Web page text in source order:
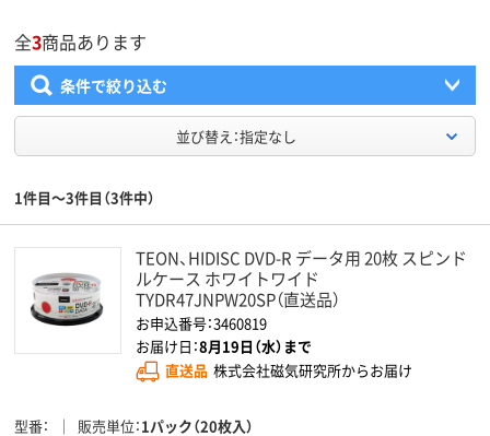
全3商品あります
条件で絞り込む
並び替え：指定なし
1件目～3件目（3件中）
TEON、HIDISC DVD-R データ用 20枚 スピンド
ルケース ホワイトワイド
TYDR47JNPW20SP（直送品）
お申込番号：3460819
お届け日：8月19日（水）まで
直送品 株式会社磁気研究所からお届け
型番 販売単位 1パック（20枚入）